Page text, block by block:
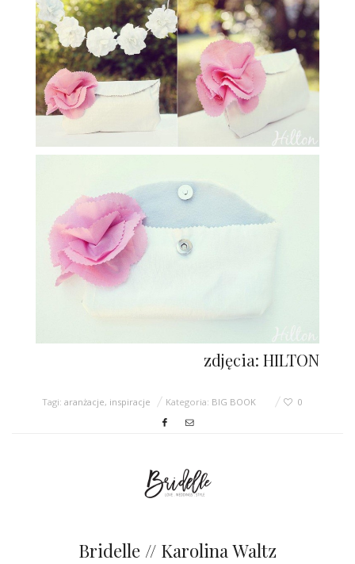
zdjęcia: HILTON
Tagi:aranżacje, inspiracje Kategoria: BIG BOOK 0
Bridelle // Karolina Waltz